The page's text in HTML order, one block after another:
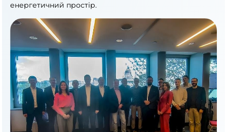
енергетичний простір.